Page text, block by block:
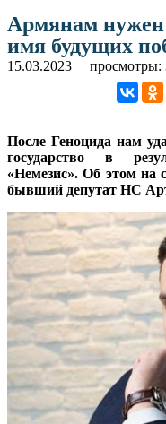
Армянам
имя будущих
15.03.2023 просмотры:
После Геноцида нам
государство в
«Немезис». Об этом на
бывший депутат НС